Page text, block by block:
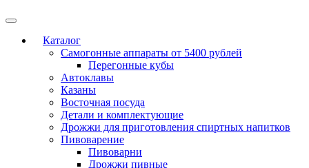
Каталог
Самогонные аппараты от 5400 рублей
Перегонные кубы
Автоклавы
Казаны
Восточная посуда
Детали и комплектующие
Дрожжи для приготовления спиртных напитков
Пивоварение
Пивоварни
Дрожжи пивные